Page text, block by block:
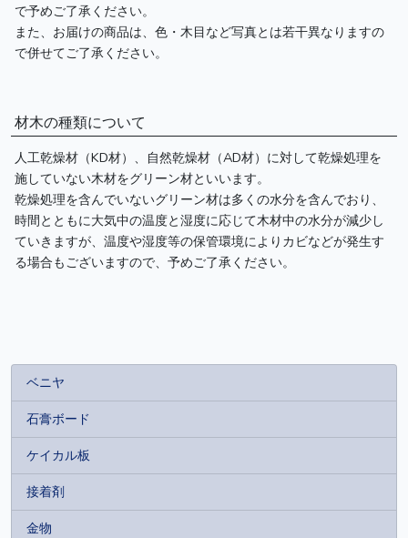
で予めご了承ください。
また、お届けの商品は、色・木目など写真とは若干異なりますの
で併せてご了承ください。
材木の種類について
人工乾燥材（KD材）、自然乾燥材（AD材）に対して乾燥処理を
施していない木材をグリーン材といいます。
乾燥処理を含んでいないグリーン材は多くの水分を含んでおり、
時間とともに大気中の温度と湿度に応じて木材中の水分が減少し
ていきますが、温度や湿度等の保管環境によりカビなどが発生す
る場合もございますので、予めご了承ください。
ベニヤ
石膏ボード
ケイカル板
接着剤
金物